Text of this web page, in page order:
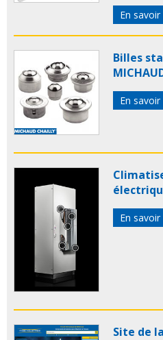
En savoir
Billes
En savoir
En savoir
Site de